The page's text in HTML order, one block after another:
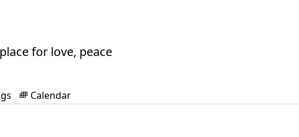
for love, peace
Calendar